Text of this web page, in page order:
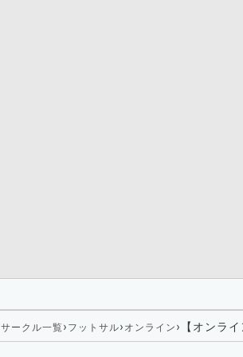
サークル一覧› フットサル› オンライン › 【オンラ